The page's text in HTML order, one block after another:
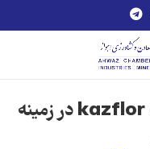
اعلام آمادگی همکاری شرکت kazflor در زمینه